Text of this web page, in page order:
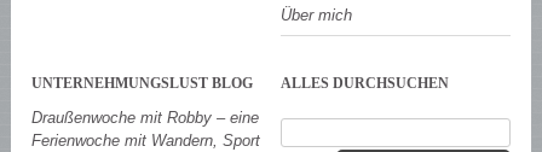
Über mich
UNTERNEHMUNGSLUST BLOG
Draußenwoche mit Robby – eine
Ferienwoche mit Wandern, Sport
ALLES DURCHSUCHEN